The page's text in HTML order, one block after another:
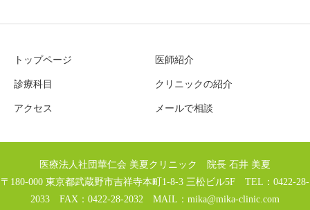
トップページ 医師紹介
診療科目 クリニックの紹介
アクセス メールで相談
医療法人社団華仁会 美夏クリニック 院長 石井 美夏
〒180-000 東京都武蔵野市吉祥寺本町1-8-3 三松ビル5F TEL：0422-28-
2033 FAX：0422-28-2032 MAIL： mika@mika-clinic.com